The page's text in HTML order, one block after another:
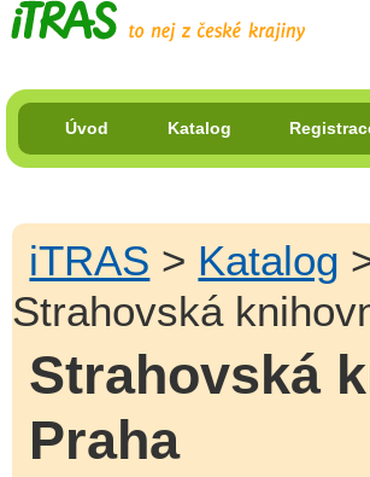
Úvod Katalog
iTRAS > Katalog
Strahovská
Strahovská
Praha